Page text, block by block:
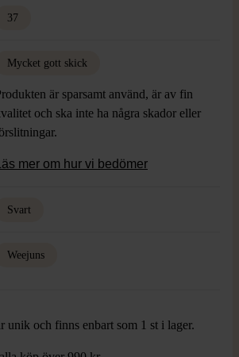
37
Mycket gott skick
är sparsamt använd, är av fin
och ska inte ha några skador eller
Läs mer om hur vi bedömer
Svart
Weejuns
unik och finns enbart som 1 st i lager.